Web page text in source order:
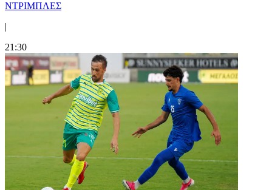
ΝΤΡΙΜΠΛΕΣ
|
21:30